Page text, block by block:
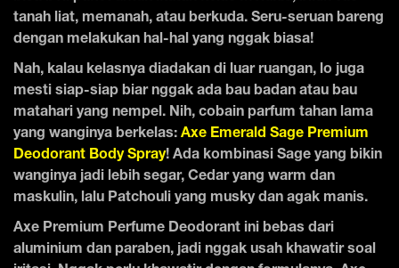
tanah liat, memanah, atau berkuda. Seru-seruan bareng
dengan melakukan hal-hal yang nggak biasa!
Nah, kalau kelasnya diadakan di luar ruangan, lo juga
mesti siap-siap biar nggak ada bau badan atau bau
matahari yang nempel. Nih, cobain parfum tahan lama
yang wanginya berkelas: Axe Emerald Sage Premium
Deodorant Body Spray! Ada kombinasi Sage yang bikin
wanginya jadi lebih segar, Cedar yang warm dan
maskulin, lalu Patchouli yang musky dan agak manis.
Axe Premium Perfume Deodorant ini bebas dari
aluminium dan paraben, jadi nggak usah khawatir soal